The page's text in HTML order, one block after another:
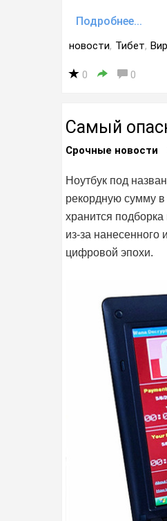
Подробнее...
новости, Тибет,
0 0
Самый
Срочные новости
Ноутбук под
рекордную сумму
хранится
из-за
цифровой эпохи.